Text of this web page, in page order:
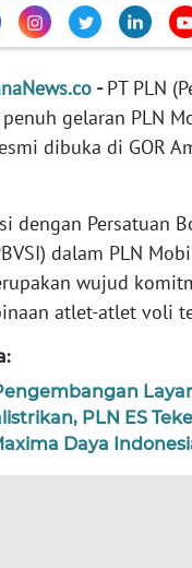
-PT PLN
gelaran PLN
dibuka di GOR
dengan Persatuan
dalam PLN
wujud
atlet-atlet voli
PLN ES
Daya